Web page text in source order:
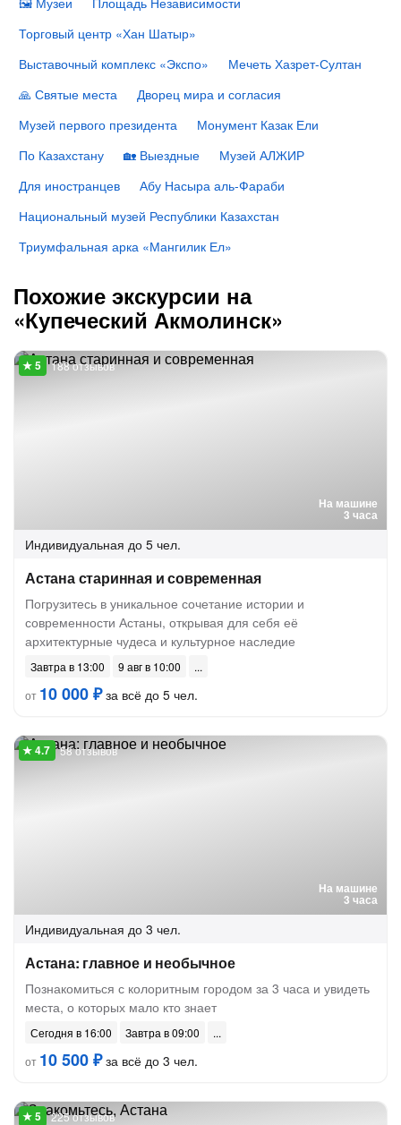
Торговый центр «Хан Шатыр»
Выставочный комплекс «Экспо»
Мечеть Хазрет-Султан
🙏 Святые места
Дворец мира и согласия
Музей первого президента
Монумент Казак Ели
По Казахстану
🏡 Выездные
Музей АЛЖИР
Для иностранцев
Абу Насыра аль-Фараби
Национальный музей Республики Казахстан
Триумфальная арка «Мангилик Ел»
Похожие экскурсии на
«Купеческий Акмолинск»
На машине
3 часа
188 отзывов
Индивидуальная до 5 чел.
Астана старинная и современная
Погрузитесь в уникальное сочетание истории и
современности Астаны, открывая для себя её
архитектурные чудеса и культурное наследие
Завтра в 13:00
9 авг в 10:00
от 10 000 ₽за всё до 5 чел.
На машине
3 часа
58 отзывов
Индивидуальная до 3 чел.
Астана: главное и необычное
Познакомиться с колоритным городом за 3 часа и увидеть
места, о которых мало кто знает
Сегодня в 16:00
Завтра в 09:00
от 10 500 ₽за всё до 3 чел.
225 отзывов